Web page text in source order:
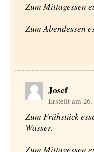
Zum Mittagessen
Zum Abendessen
Josef
Erstellt am 26.
Zum Frühstück
Wasser.
Zum Mittagessen